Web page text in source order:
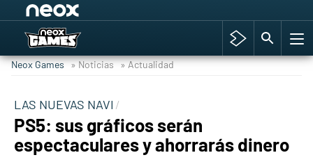
Hyrule Warriors: La Era del Cataclismo
Cyberpunk 2077
Hyrule Warriors
Neox Games » Noticias » Actualidad
LAS NUEVAS NAVI
PS5: sus gráficos serán
espectaculares y ahorrarás dinero